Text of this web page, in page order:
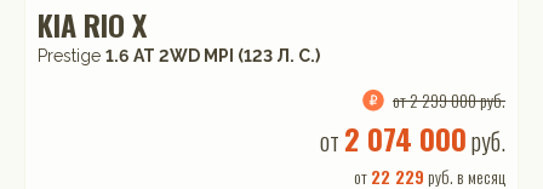
KIA RIO X
Prestige 1.6 АТ 2WD MPI (123 Л. C.)
от 2 299 000 руб.
от 2 074 000руб.
от22 229 руб. в месяц